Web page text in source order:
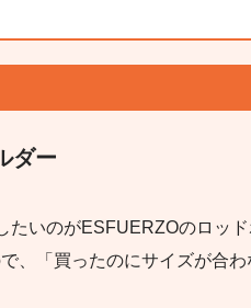
ダー
たいのがESFUERZOのロッ
、「買ったのにサイズが合